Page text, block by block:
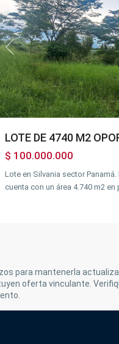
Previous
LOTE DE 4740 M2
$ 100.000.000
Lote en Silvania sector
cuenta con un área 4.740 m2 en
para mantenerla
oferta vinculante.